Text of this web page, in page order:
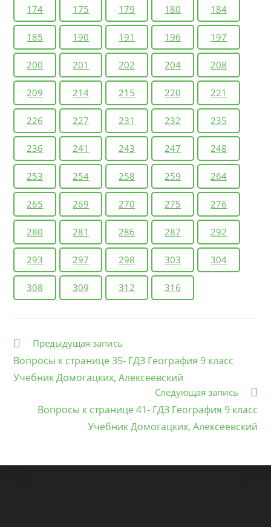
174 175 179 180 184
185 190 191 196 197
200 201 202 204 208
209 214 215 220 221
226 227 231 232 235
236 241 243 247 248
253 254 258 259 264
265 269 270 275 276
280 281 286 287 292
293 297 298 303 304
308 309 312 316
Еще
Предыдущая запись
Вопросы к странице 35- ГДЗ География 9 класс
Учебник Домогацких, Алексеевский
Следующая запись
Вопросы к странице 41- ГДЗ География 9 класс
Учебник Домогацких, Алексеевский